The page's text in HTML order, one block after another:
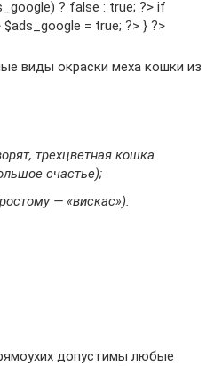
? false : true; ?> if
= true; ?> } ?>
виды окраски меха кошки из
трёхцветная кошка
счастье);
— «вискас»).
допустимы любые